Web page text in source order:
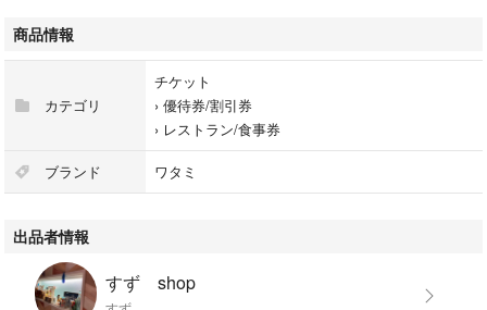
商品情報
カテゴリ
チケット
› 優待券/割引券
› レストラン/食事券
ブランド ワタミ
出品者情報
すず shop